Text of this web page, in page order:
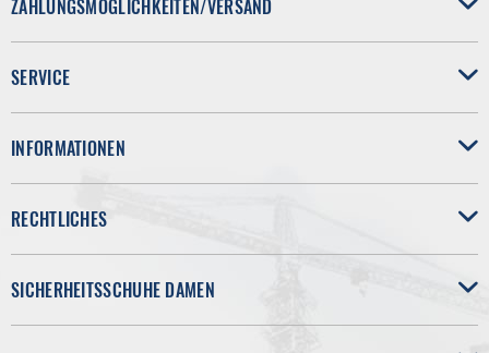
ZAHLUNGSMÖGLICHKEITEN/VERSAND
SERVICE
INFORMATIONEN
RECHTLICHES
SICHERHEITSSCHUHE DAMEN